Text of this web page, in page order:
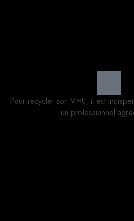
Pour recycler son VHU, il est
un professionnel